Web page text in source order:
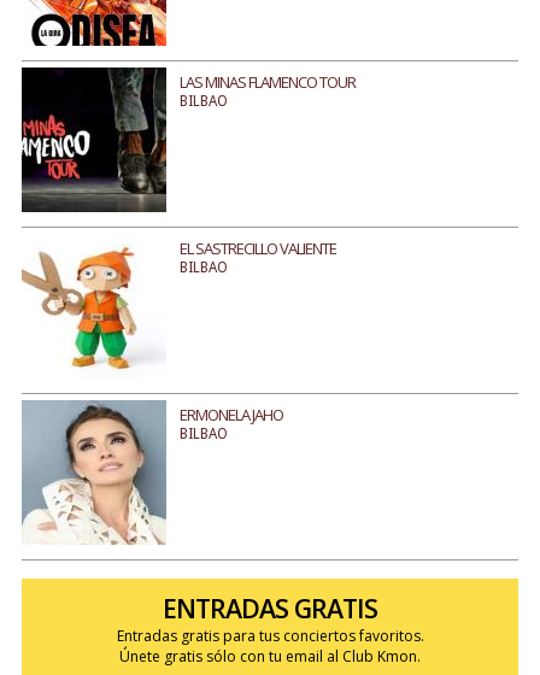
LAS MINAS FLAMENCO TOUR
BILBAO
EL SASTRECILLO VALIENTE
BILBAO
ERMONELA JAHO
BILBAO
ENTRADAS GRATIS
Entradas gratis para tus conciertos favoritos.
Únete gratis sólo con tu email al Club Kmon.